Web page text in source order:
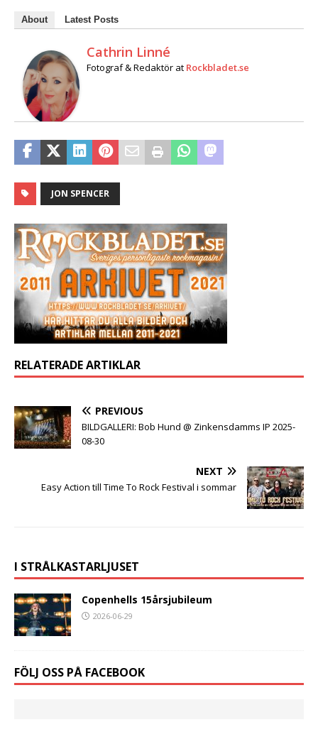
About Latest Posts
Cathrin Linné
Fotograf & Redaktör at Rockbladet.se
JON SPENCER
RELATERADE ARTIKLAR
PREVIOUS
BILDGALLERI: Bob Hund @ Zinkensdamms IP 2025-
08-30
NEXT
Easy Action till Time To Rock Festival i sommar
I STRÅLKASTARLJUSET
Copenhells 15årsjubileum
2026-06-29
FÖLJ OSS PÅ FACEBOOK